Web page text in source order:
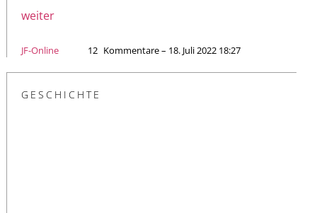
weiter
JF-Online 12 Kommentare – 18. Juli 2022 18:27
GESCHICHTE